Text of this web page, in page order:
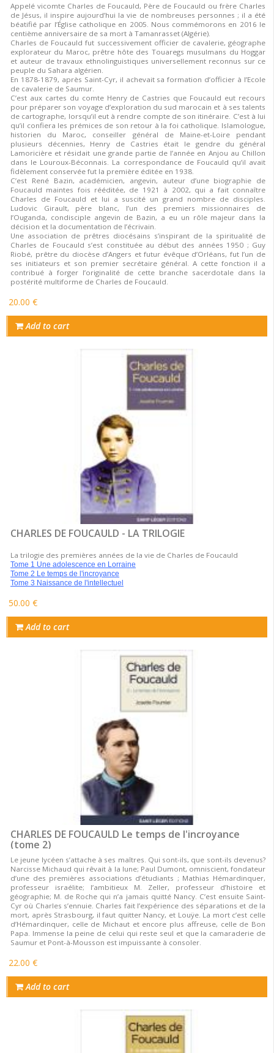
Appelé vicomte Charles de Foucauld, Père de Foucauld ou frère Charles
de Jésus, il inspire aujourd’hui la vie de nombreuses personnes ; il a été
béatifié par l’Église catholique en 2005. Nous commémorons en 2016 le
centième anniversaire de sa mort à Tamanrasset (Algérie).
Charles de Foucauld fut successivement officier de cavalerie, géographe
explorateur du Maroc, prêtre hôte des Touaregs musulmans du Hoggar
et auteur de travaux ethnolinguistiques universellement reconnus sur ce
peuple du Sahara algérien.
En 1878-1879, après Saint-Cyr, il achevait sa formation d’officier à l’Ecole
de cavalerie de Saumur.
C’est aux cartes du comte Henry de Castries que Foucauld eut recours
pour préparer son voyage d’exploration du sud marocain et à ses talents
de cartographe, lorsqu’il eut à rendre compte de son itinéraire. C’est à lui
qu’il confiera les prémices de son retour à la foi catholique. Islamologue,
historien du Maroc, conseiller général de Maine-et-Loire pendant
plusieurs décennies, Henry de Castries était le gendre du général
Lamoricière et résidait une grande partie de l’année en Anjou au Chillon
dans le Louroux-Béconnais. La correspondance de Foucauld qu’il avait
fidèlement conservée fut la première éditée en 1938.
C’est René Bazin, académicien, angevin, auteur d’une biographie de
Foucauld maintes fois rééditée, de 1921 à 2002, qui a fait connaître
Charles de Foucauld et lui a suscité un grand nombre de disciples.
Ludovic Girault, père blanc, l’un des premiers missionnaires de
l’Ouganda, condisciple angevin de Bazin, a eu un rôle majeur dans la
décision et la documentation de l’écrivain.
Une association de prêtres diocésains s’inspirant de la spiritualité de
Charles de Foucauld s’est constituée au début des années 1950 ; Guy
Riobé, prêtre du diocèse d’Angers et futur évêque d’Orléans, fut l’un de
ses initiateurs et son premier secrétaire général. A cette fonction il a
contribué à forger l’originalité de cette branche sacerdotale dans la
postérité multiforme de Charles de Foucauld.
20.00 €
Add to cart
CHARLES DE FOUCAULD - LA TRILOGIE
La trilogie des premières années de la vie de Charles de Foucauld
Tome 1 Une adolescence en Lorraine
Tome 2 Le temps de l'incroyance
Tome 3 Naissance de l'intellectuel
50.00 €
Add to cart
CHARLES DE FOUCAULD Le temps de l'incroyance
(tome 2)
Le jeune lycéen s’attache à ses maîtres. Qui sont-ils, que sont-ils devenus?
Narcisse Michaud qui rêvait à la lune; Paul Dumont, omniscient, fondateur
d’une des premières associations d’étudiants ; Mathias Hémardinquer,
professeur israélite; l’ambitieux M. Zeller, professeur d’histoire et
géographie; M. de Roche qui n’a jamais quitté Nancy. C’est ensuite Saint-
Cyr où Charles s’ennuie. Charles fait l’expérience des séparations et de la
mort, après Strasbourg, il faut quitter Nancy, et Louÿe. La mort c’est celle
d’Hémardinquer, celle de Michaut et encore plus affreuse, celle de Bon
Papa. Immense la peine de celui qui reste seul et que la camaraderie de
Saumur et Pont-à-Mousson est impuissante à consoler.
22.00 €
Add to cart